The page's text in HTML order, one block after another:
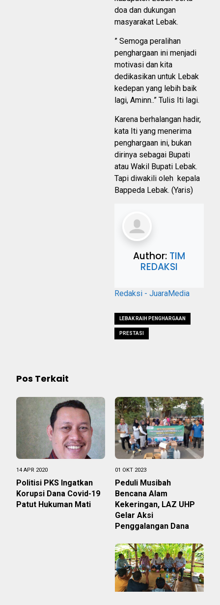
doa dan dukungan
masyarakat Lebak.
” Semoga peralihan
penghargaan ini menjadi
motivasi dan kita
dedikasikan untuk Lebak
kedepan yang lebih baik
lagi, Aminn..” Tulis Iti lagi.
Karena berhalangan hadir,
kata Iti yang menerima
penghargaan ini, bukan
dirinya sebagai Bupati
atau Wakil Bupati Lebak.
Tapi diwakili oleh kepala
Bappeda Lebak. (Yaris)
Author: TIM
REDAKSI
Redaksi - JuaraMedia
LEBAK RAIH PENGHARGAAN
PRESTASI
Pos Terkait
14 APR 2020
Politisi PKS Ingatkan
Korupsi Dana Covid-19
Patut Hukuman Mati
01 OKT 2023
Peduli Musibah
Bencana Alam
Kekeringan, LAZ UHP
Gelar Aksi
Penggalangan Dana